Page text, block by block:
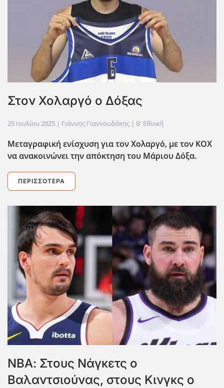
Στον Χολαργό ο Δόξας
25 Ιουλίου 2025 | Γιάννης Γιαννουδάκης | Β' Εθνική
Μεταγραφική ενίσχυση για τον Χολαργό, με τον ΚΟΧ
να ανακοινώνει την απόκτηση του Μάριου Δόξα.
ΠΕΡΙΣΣΌΤΕΡΑ
ΝΒΑ: Στους Νάγκετς ο
Βαλαντσιούνας, στους Κινγκς ο